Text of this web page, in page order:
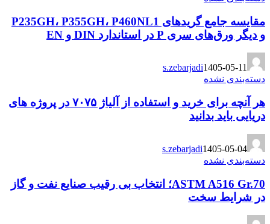
مقایسه جامع گریدهای P235GH، P355GH، P460NL1
و دیگر ورق‌های سری P در استاندارد DIN و EN
s.zebarjadi1405-05-11
دسته‌بندی نشده
هر آنچه برای خرید و استفاده از آلیاژ ۷۰۷۵ در پروژه های
دریایی باید بدانید
s.zebarjadi1405-05-04
دسته‌بندی نشده
ASTM A516 Gr.70؛ انتخاب بی رقیب صنایع نفت و گاز
در شرایط سخت